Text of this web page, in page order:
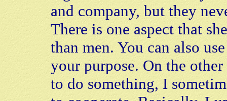
and company, but they
There is one aspect that
than men. You can also
your purpose. On the
to do something, I